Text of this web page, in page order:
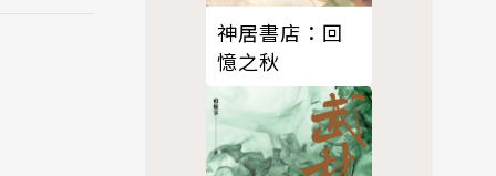
神居書店：回
憶之秋